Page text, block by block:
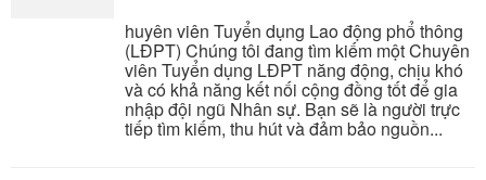
huyên viên Tuyển dụng Lao động phổ thông
(LĐPT) Chúng tôi đang tìm kiếm một Chuyên
viên Tuyển dụng LĐPT năng động, chịu khó
và có khả năng kết nối cộng đồng tốt để gia
nhập đội ngũ Nhân sự. Bạn sẽ là người trực
tiếp tìm kiếm, thu hút và đảm bảo nguồn...